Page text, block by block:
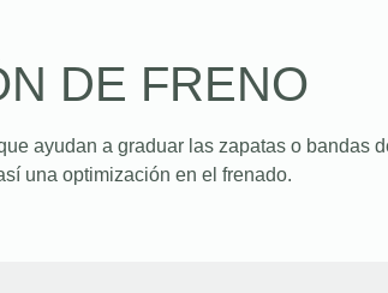
DE FRENO
ayudan a graduar las zapatas o bandas
una optimización en el frenado.